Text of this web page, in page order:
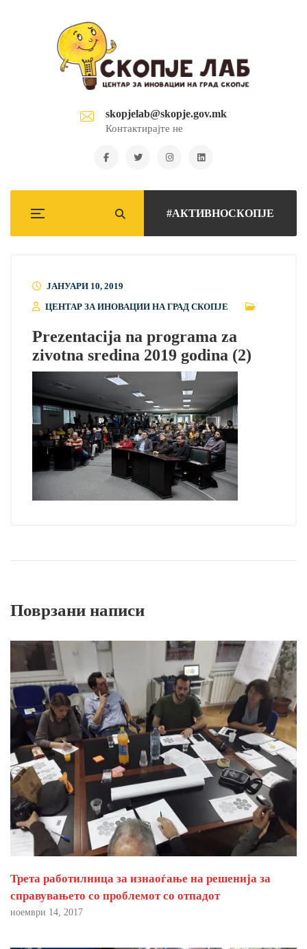
skopjelab@skopje.gov.mk
Контактирајте не
#АКТИВНОСКОПЈЕ
ЈАНУАРИ 10, 2019
ЦЕНТАР ЗА ИНОВАЦИИ НА ГРАД СКОПЈЕ
Prezentacija na programa za
zivotna sredina 2019 godina (2)
Поврзани написи
Трета работилница за изнаоѓање на решенија за
справувањето со проблемот со отпадот
ноември 14, 2017